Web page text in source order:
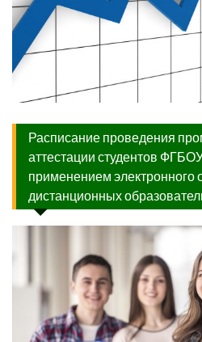
Расписание проведения
аттестации студентов
применением электронного
дистанционных